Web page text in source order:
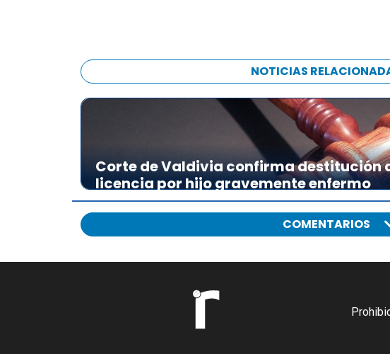
NOTICIAS
Corte de Valdivia confirma destitución
licencia por hijo gravemente enfermo
COMENTARIOS